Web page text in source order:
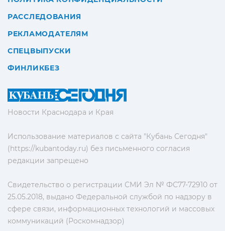
Новости Краснодара и Края
Использование материалов с сайта "Кубань Сегодня"
(https://kubantoday.ru) без письменного согласия
редакции запрещено
Свидетельство о регистрации СМИ Эл № ФС77-72910 от
25.05.2018, выдано Федеральной службой по надзору в
сфере связи, информационных технологий и массовых
коммуникаций (Роскомнадзор)
РАССЛЕДОВАНИЯ
РЕКЛАМОДАТЕЛЯМ
СПЕЦВЫПУСКИ
ФИНЛИКБЕЗ